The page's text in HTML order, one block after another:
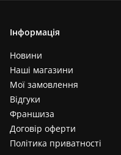
Інформація
Новини
Наші магазини
Мої замовлення
Відгуки
Франшиза
Договір оферти
Політика приватності